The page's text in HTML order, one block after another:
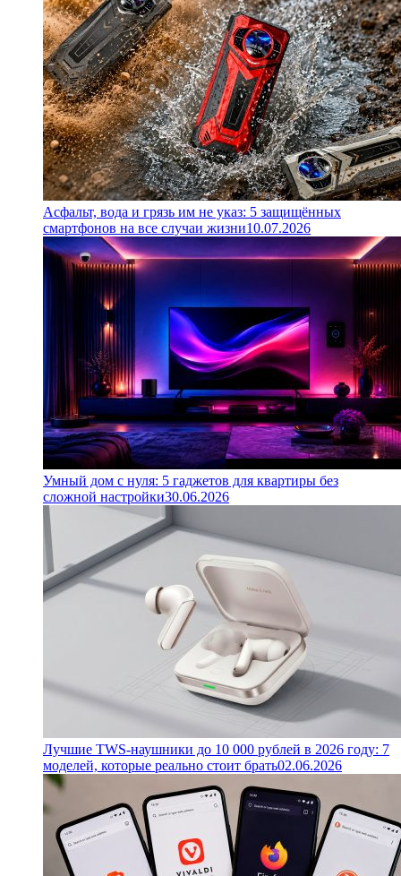
Асфальт, вода и грязь им не указ: 5 защищённых
смартфонов на все случаи жизни10.07.2026
Умный дом с нуля: 5 гаджетов для квартиры без
сложной настройки30.06.2026
Лучшие TWS-наушники до 10 000 рублей в 2026 году: 7
моделей, которые реально стоит брать02.06.2026